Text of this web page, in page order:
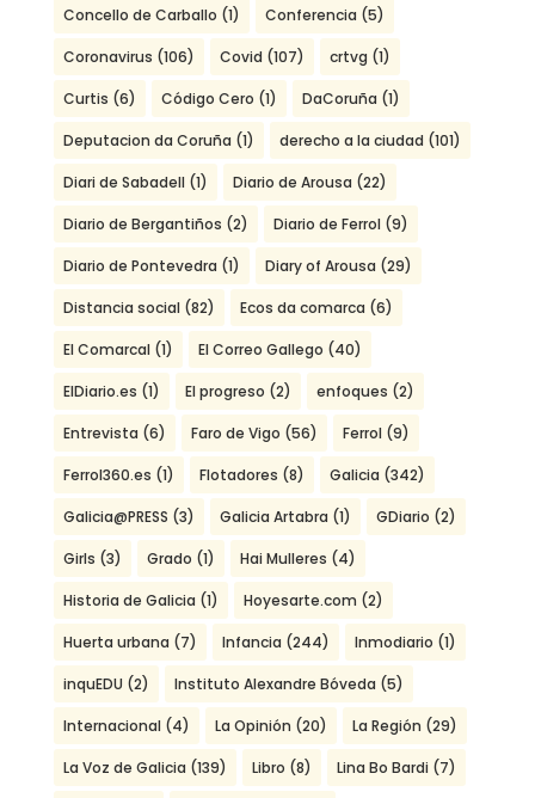
Concello de Carballo (1) Conferencia (5)
Coronavirus (106) Covid (107) crtvg (1)
Curtis (6) Código Cero (1) DaCoruña (1)
Deputacion da Coruña (1) derecho a la ciudad (101)
Diari de Sabadell (1) Diario de Arousa (22)
Diario de Bergantiños (2) Diario de Ferrol (9)
Diario de Pontevedra (1) Diary of Arousa (29)
Distancia social (82) Ecos da comarca (6)
El Comarcal (1) El Correo Gallego (40)
ElDiario.es (1) El progreso (2) enfoques (2)
Entrevista (6) Faro de Vigo (56) Ferrol (9)
Ferrol360.es (1) Flotadores (8) Galicia (342)
Galicia@PRESS (3) Galicia Artabra (1) GDiario (2)
Girls (3) Grado (1) Hai Mulleres (4)
Historia de Galicia (1) Hoyesarte.com (2)
Huerta urbana (7) Infancia (244) Inmodiario (1)
inquEDU (2) Instituto Alexandre Bóveda (5)
Internacional (4) La Opinión (20) La Región (29)
La Voz de Galicia (139) Libro (8) Lina Bo Bardi (7)